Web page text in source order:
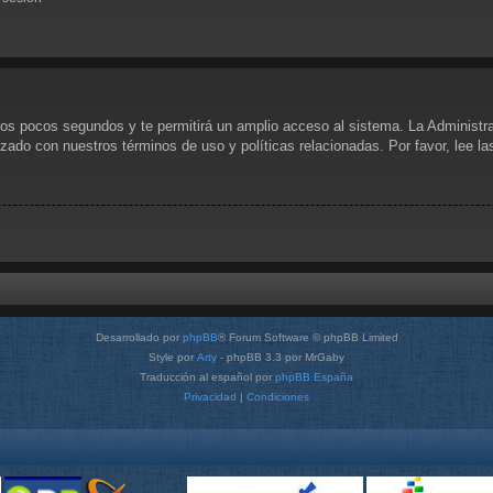
pocos segundos y te permitirá un amplio acceso al sistema. La
con nuestros términos de uso y políticas relacionadas. Por favor, lee
Desarrollado por phpBB® Forum Software © phpBB Limited
Style por Arty - phpBB 3.3 por MrGaby
Traducción al español por phpBB España
Privacidad | Condiciones